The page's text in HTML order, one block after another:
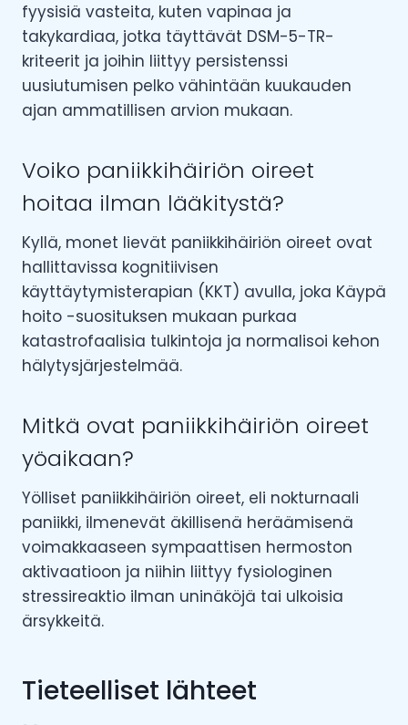
fyysisiä vasteita, kuten vapinaa ja
takykardiaa, jotka täyttävät DSM-5-TR-
kriteerit ja joihin liittyy persistenssi
uusiutumisen pelko vähintään kuukauden
ajan ammatillisen arvion mukaan.
Voiko paniikkihäiriön oireet
hoitaa ilman lääkitystä?
Kyllä, monet lievät paniikkihäiriön oireet ovat
hallittavissa kognitiivisen
käyttäytymisterapian (KKT) avulla, joka Käypä
hoito -suosituksen mukaan purkaa
katastrofaalisia tulkintoja ja normalisoi kehon
hälytysjärjestelmää.
Mitkä ovat paniikkihäiriön oireet
yöaikaan?
Yölliset paniikkihäiriön oireet, eli nokturnaali
paniikki, ilmenevät äkillisenä heräämisenä
voimakkaaseen sympaattisen hermoston
aktivaatioon ja niihin liittyy fysiologinen
stressireaktio ilman uninäköjä tai ulkoisia
ärsykkeitä.
Tieteelliset lähteet